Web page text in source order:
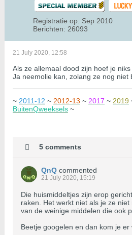
Registratie op: Sep 2010
Berichten: 26093
21 July 2020, 12:58
Als ze allemaal dood zijn hoef je
Ja neemolie kan, zolang ze nog niet
~ 2011-12 ~ 2012-13 ~ 2017 ~ 2019
BuitenQweeksels ~
5 comments
QnQ commented
21 July 2020, 15:19
Die huismiddeltjes zijn erop
raken. Het werkt niet als je ze
van de weinige middelen die ook
Beetje googelen en dan kom je er